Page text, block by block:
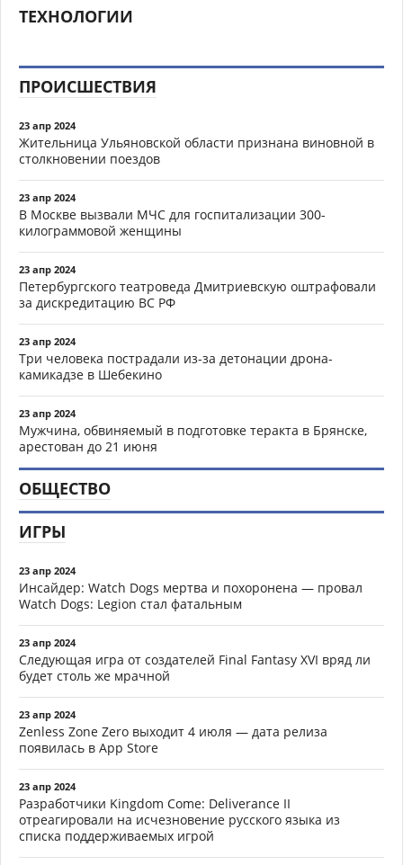
ТЕХНОЛОГИИ
ПРОИСШЕСТВИЯ
23 апр 2024
Жительница Ульяновской области признана виновной в
столкновении поездов
23 апр 2024
В Москве вызвали МЧС для госпитализации 300-
килограммовой женщины
23 апр 2024
Петербургского театроведа Дмитриевскую оштрафовали
за дискредитацию ВС РФ
23 апр 2024
Три человека пострадали из-за детонации дрона-
камикадзе в Шебекино
23 апр 2024
Мужчина, обвиняемый в подготовке теракта в Брянске,
арестован до 21 июня
ОБЩЕСТВО
ИГРЫ
23 апр 2024
Инсайдер: Watch Dogs мертва и похоронена — провал
Watch Dogs: Legion стал фатальным
23 апр 2024
Следующая игра от создателей Final Fantasy XVI вряд ли
будет столь же мрачной
23 апр 2024
Zenless Zone Zero выходит 4 июля — дата релиза
появилась в App Store
23 апр 2024
Разработчики Kingdom Come: Deliverance II
отреагировали на исчезновение русского языка из
списка поддерживаемых игрой